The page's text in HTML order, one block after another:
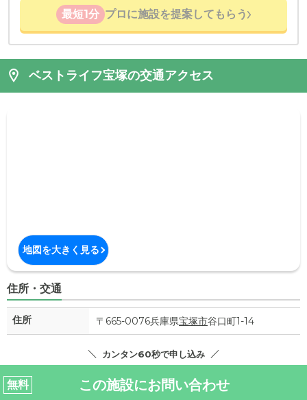
最短1分 プロに施設を提案してもらう
ベストライフ宝塚の交通アクセス
地図を大きく見る
住所・交通
住所 〒665-0076兵庫県宝塚市谷口町1-14
カンタン60秒で申し込み
無料 この施設にお問い合わせ